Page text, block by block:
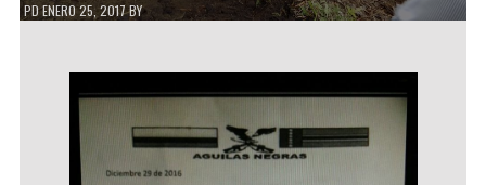
PDENERO 25, 2017BY